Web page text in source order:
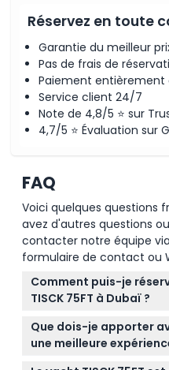
Réservez en toute
Garantie du meilleur
Pas de frais de
Paiement
Service client 24/7
Note de 4,8/5 ⭐ sur
4,7/5 ⭐ Évaluation sur
FAQ
Voici quelques questions
avez d'autres questions
contacter notre équipe
formulaire de contact ou
Comment puis-je
TISCK 75FT à Dubaï ?
Vous pouvez
yacht TISCK 75FT en
web. Il vous suffit de
Que dois-je apporter
une meilleure
Nous recommandons